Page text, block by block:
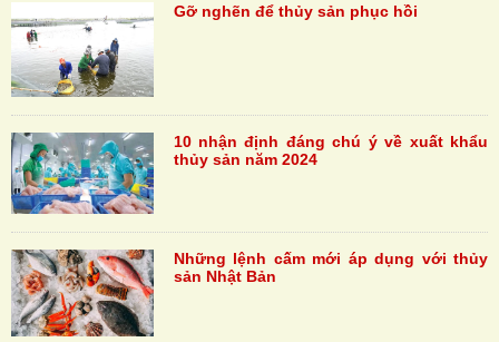
Gỡ nghẽn để thủy sản phục hồi
10 nhận định đáng chú ý về xuất khẩu
thủy sản năm 2024
Những lệnh cấm mới áp dụng với thủy
sản Nhật Bản